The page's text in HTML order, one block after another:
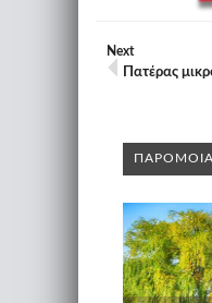
Next
Πατέρας